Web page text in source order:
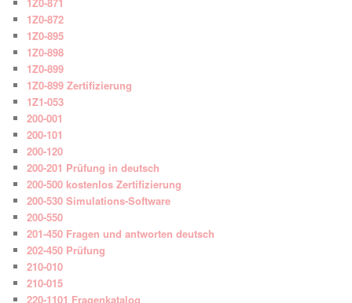
1Z0-872
1Z0-895
1Z0-898
1Z0-899
1Z0-899 Zertifizierung
1Z1-053
200-001
200-101
200-120
200-201 Prüfung in deutsch
200-500 kostenlos Zertifizierung
200-530 Simulations-Software
200-550
201-450 Fragen und antworten deutsch
202-450 Prüfung
210-010
210-015
220-1101 Fragenkatalog